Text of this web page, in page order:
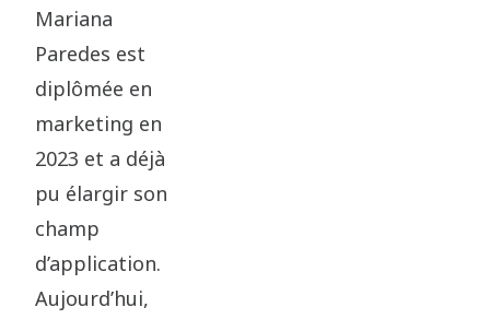
Mariana
Paredes est
diplômée en
marketing en
2023 et a déjà
pu élargir son
champ
d’application.
Aujourd’hui,